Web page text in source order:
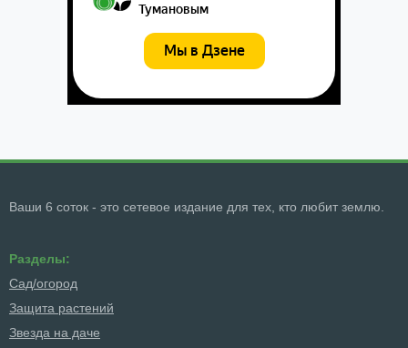
Ваши 6 соток - это сетевое издание для тех, кто любит землю.
Разделы:
Сад/огород
Защита растений
Звезда на даче